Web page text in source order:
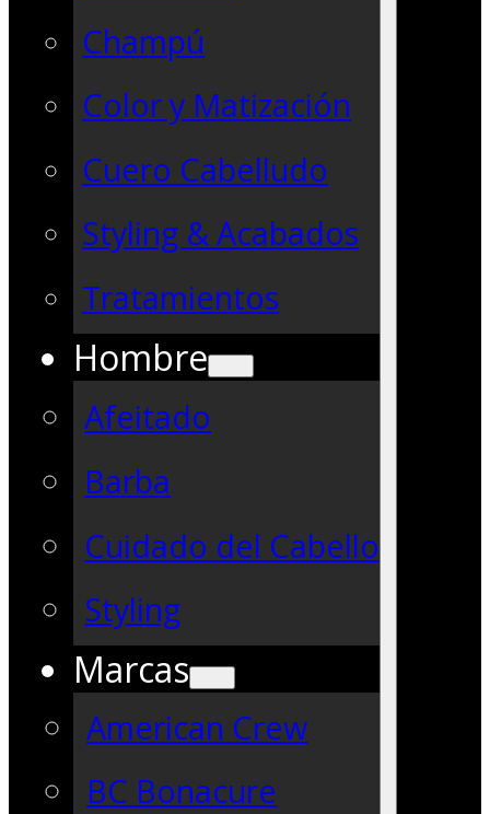
Champú
Color y Matización
Cuero Cabelludo
Styling & Acabados
Tratamientos
Hombre
Afeitado
Barba
Cuidado del Cabello
Styling
Marcas
American Crew
BC Bonacure